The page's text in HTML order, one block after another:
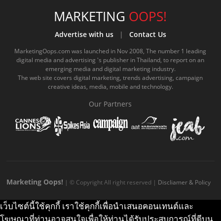
e
b
o
o
k
c
o
t
u
b
e
.
o
o
m
e
m
e
t
a
g
r
a
.
t
o
k
.
c
m
MARKETING OOPS!
Advertise with us| Contact Us
MarketingOops.com was launched in Nov 2008, The number 1 leading
digital media and advertising 's publisher in Thailand, to report on an
emerging media and digital marketing industry.
The web site covers digital marketing, trends advertising, campaign
creative ideas, media, mobile and technology.
Our Partners
Marketing Oops! | © Copyright All right reserved | Discliamer & Policy
เว็บไซต์นี้ใช้คุกกี้ เราใช้คุกกี้เพื่อนำเสนอคอนเทนต์และ
โฆษณาที่ท่านอาจสนใจเพื่อให้ท่านได้รับประสบการณ์ที่ดีบน